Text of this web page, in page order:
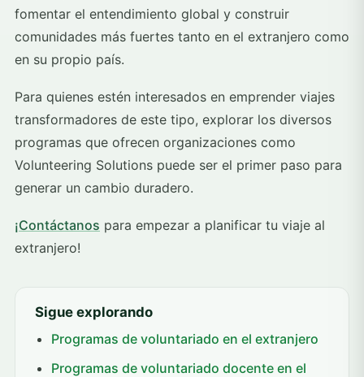
fomentar el entendimiento global y construir
comunidades más fuertes tanto en el extranjero como
en su propio país.
Para quienes estén interesados en emprender viajes
transformadores de este tipo, explorar los diversos
programas que ofrecen organizaciones como
Volunteering Solutions puede ser el primer paso para
generar un cambio duradero.
¡Contáctanos para empezar a planificar tu viaje al
extranjero!
Sigue explorando
Programas de voluntariado en el extranjero
Programas de voluntariado docente en el